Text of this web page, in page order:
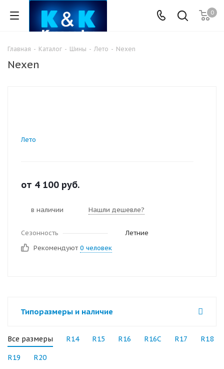
0
Главная - Каталог - Шины - Лето - Nexen
Nexen
Лето
от 4 100 руб.
в наличии Нашли дешевле?
Сезонность
Летние
Рекомендуют 0 человек
Типоразмеры и наличие
Все размеры R14 R15 R16 R16C R17 R18
R19 R20